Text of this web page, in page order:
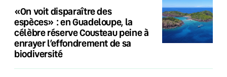
«On voit disparaître des
espèces» : en Guadeloupe, la
célèbre réserve Cousteau peine à
enrayer l’effondrement de sa
biodiversité